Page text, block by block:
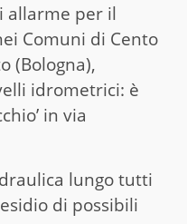
allarme per il
Comuni di Cento
(Bologna),
idrometrici: è
in via
lungo tutti
di possibili